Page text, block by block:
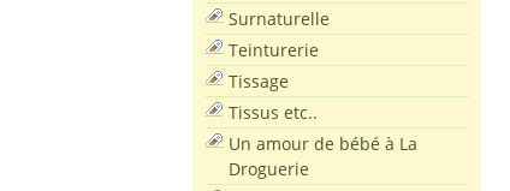
Surnaturelle
Teinturerie
Tissage
Tissus etc..
Un amour de bébé à La
Droguerie